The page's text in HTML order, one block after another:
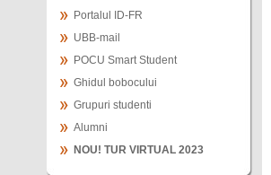
Portalul ID-FR
UBB-mail
POCU Smart Student
Ghidul bobocului
Grupuri studenti
Alumni
NOU! TUR VIRTUAL 2023